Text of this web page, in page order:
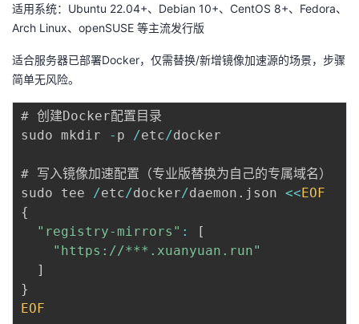
适用系统：Ubuntu 22.04+、Debian 10+、CentOS 8+、Fedora、
Arch Linux、openSUSE 等主流发行版
适合服务器已部署Docker，仅需替换/新增镜像加速源的场景，步骤
简单无风险。
# 创建Docker配置目录
sudo mkdir
- p /etc/docker
# 写入镜像加速配置（专业版替换为自己的专属域名）
sudo tee
/etc/docker/daemon . json <<EOF
{
"registry-mirrors" :
[
"https://***.xuanyuan.run"
]
}
EOF